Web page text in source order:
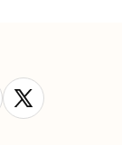
X
(Twitter)